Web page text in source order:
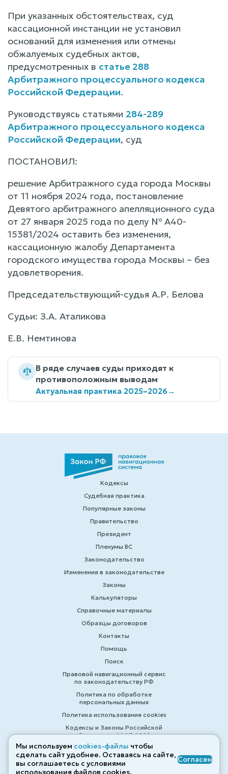
При указанных обстоятельствах, суд
кассационной инстанции не установил
оснований для изменения или отмены
обжалуемых судебных актов,
предусмотренных в статье 288
Арбитражного процессуального кодекса
Российской Федерации.
Руководствуясь статьями 284-289
Арбитражного процессуального кодекса
Российской Федерации, суд
ПОСТАНОВИЛ:
решение Арбитражного суда города Москвы
от 11 ноября 2024 года, постановление
Девятого арбитражного апелляционного суда
от 27 января 2025 года по делу № А40-
15381/2024 оставить без изменения,
кассационную жалобу Департамента
городского имущества города Москвы – без
удовлетворения.
Председательствующий-судья А.Р. Белова
Судьи: З.А. Аталикова
Е.В. Немтинова
В ряде случаев суды приходят к
противоположным выводам
Актуальная практика 2025–2026→
Кодексы
Судебная практика
Популярные законы
Правительство
Президент
Пленумы ВС
Законодательство
Изменения в законодательстве
Законы
Калькуляторы
Справочные материалы
Образцы договоров
Контакты
Помощь
Поиск
Правовой навигационный сервис
по законодательству РФ
Политика по обработке
персональных данных
Политика использования cookies
Кодексы и Законы Российской
Федерации 2007-2026
© ZAKONRF.INFO
Мы используем cookies-файлы чтобы
сделать сайт удобнее. Оставаясь на сайте,
вы соглашаетесь с условиями
использования файлов cооkies.
Согласен